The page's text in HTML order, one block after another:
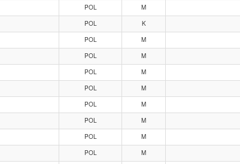
POL M
POL K
POL M
POL M
POL M
POL M
POL M
POL M
POL M
POL M